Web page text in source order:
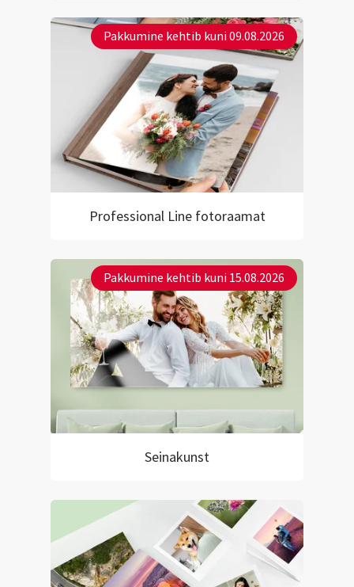
Pakkumine kehtib kuni 09.08.2026
Professional Line fotoraamat
Pakkumine kehtib kuni 15.08.2026
Seinakunst